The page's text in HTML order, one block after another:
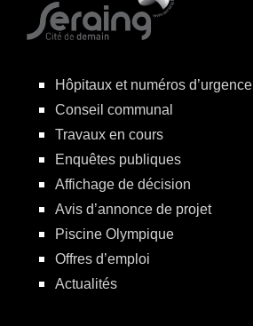
Hôpitaux et numéros d’urgence
Conseil communal
Travaux en cours
Enquêtes publiques
Affichage de décision
Avis d’annonce de projet
Piscine Olympique
Offres d’emploi
Actualités